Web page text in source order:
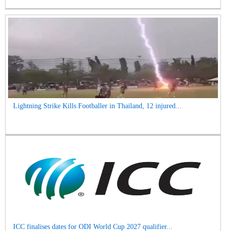
Lightning Strike Kills Footballer in Thailand, 12 injured...
ICC finalises dates for ODI World Cup 2027 qualifier...